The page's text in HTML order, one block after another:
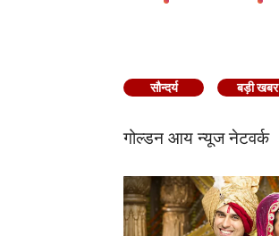
सौन्दर्य बड़ी खबर
गोल्डन आय न्यूज नेटवर्क